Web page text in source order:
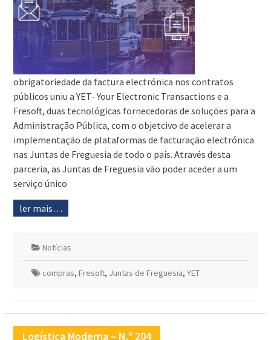
obrigatoriedade da factura electrónica nos contratos
públicos uniu a YET- Your Electronic Transactions e a
Fresoft, duas tecnológicas fornecedoras de soluções para a
Administração Pública, com o objetcivo de acelerar a
implementação de plataformas de facturação electrónica
nas Juntas de Freguesia de todo o país. Através desta
parceria, as Juntas de Freguesia vão poder aceder a um
serviço único
ler mais…
Notícias
compras, Fresoft, Juntas de Freguesia, YET
Logística Moderna – N.º 204